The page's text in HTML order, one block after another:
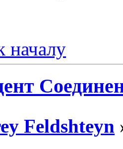
началу
Feldshteyn